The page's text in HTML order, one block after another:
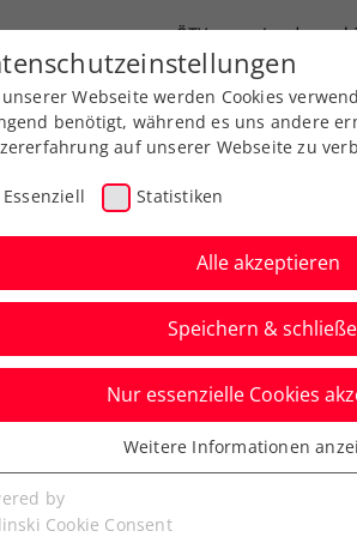
ÖTV
Ausbildung Services
by
Webseite werden Cookies
benötigt, während es uns andere
auf unserer Webseite zu
Essenziell Statistiken
Alle akzeptieren
Speichern &
Nur essenzielle Cookies
Cookies werden für
benötigt. Dadurch ist gewährleistet,
Weitere Informationen
by
Cookie Consent